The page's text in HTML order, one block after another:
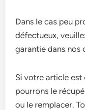
Dans le cas peu
défectueux,
garantie dans nos
Si votre article
pourrons le
ou le remplacer.